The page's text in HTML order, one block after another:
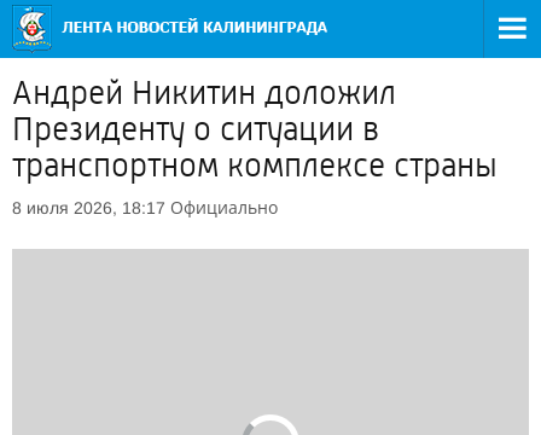
Андрей Никитин доложил
Президенту о ситуации в
транспортном комплексе страны
8 июля 2026, 18:17 Официально